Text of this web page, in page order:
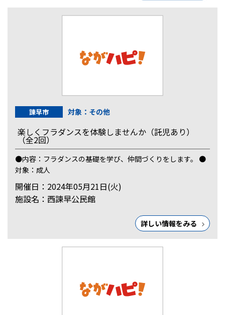
諫早市 対象：その他
楽しくフラダンスを体験しませんか（託児あり）
（全2回）
●内容：フラダンスの基礎を学び、仲間づくりをします。 ●
対象：成人
開催日：2024年05月21日(火)
施設名：西諫早公民館
詳しい情報をみる